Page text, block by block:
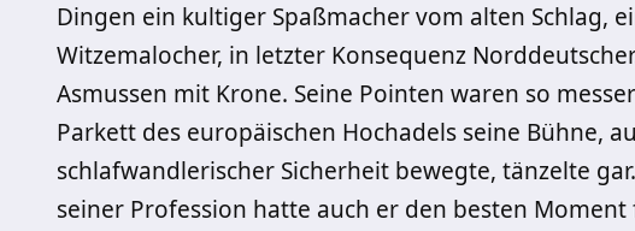
Dingen ein kultiger Spaßmacher vom alten Schlag,
Witzemalocher, in letzter Konsequenz
Asmussen mit Krone. Seine Pointen waren so
Parkett des europäischen Hochadels seine Bühne,
schlafwandlerischer Sicherheit bewegte, tänzelte
seiner Profession hatte auch er den besten